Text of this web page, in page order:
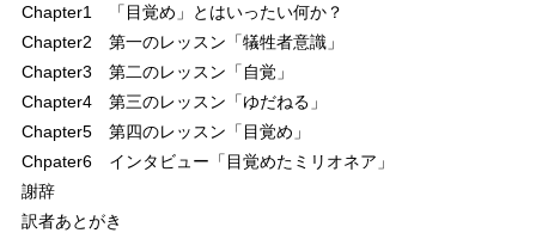
Chapter1 「目覚め」とはいったい何か？
Chapter2 第一のレッスン「犠牲者意識」
Chapter3 第二のレッスン「自覚」
Chapter4 第三のレッスン「ゆだねる」
Chapter5 第四のレッスン「目覚め」
Chpater6 インタビュー「目覚めたミリオネア」
謝辞
訳者あとがき